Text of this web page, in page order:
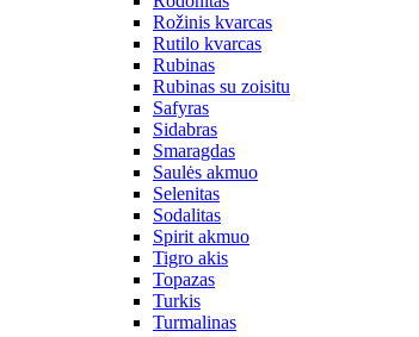
Rožinis kvarcas
Rutilo kvarcas
Rubinas
Rubinas su zoisitu
Safyras
Sidabras
Smaragdas
Saulės akmuo
Selenitas
Sodalitas
Spirit akmuo
Tigro akis
Topazas
Turkis
Turmalinas